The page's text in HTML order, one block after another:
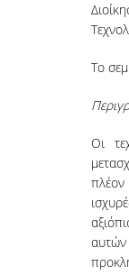
Το
Οι
πλέον